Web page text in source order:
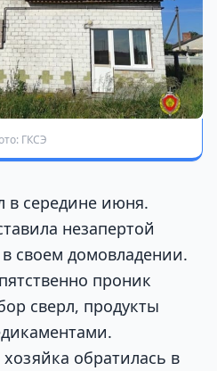
ГКСЭ
в середине июня.
незапертой
своем домовладении.
проник
сверл, продукты
обратилась в